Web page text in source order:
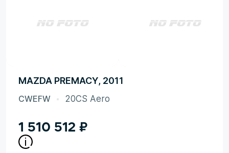
MAZDA PREMACY, 2011
CWEFW 20CS Aero
1 510 512 ₽